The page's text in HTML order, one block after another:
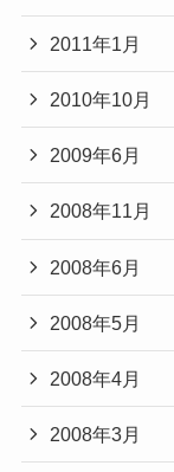
2011年1月
2010年10月
2009年6月
2008年11月
2008年6月
2008年5月
2008年4月
2008年3月